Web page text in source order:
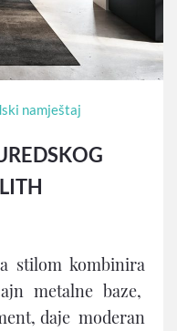
namještaj
stilom kombinira
metalne baze,
daje moderan